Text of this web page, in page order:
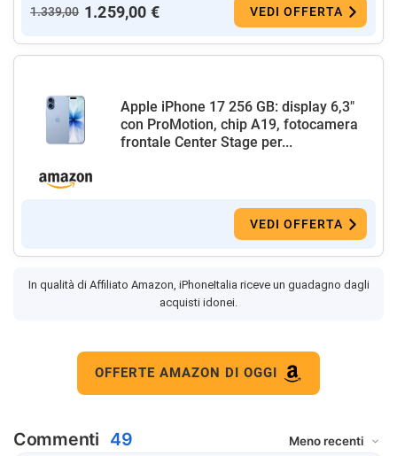
1.339,00 1.259,00 € VEDI OFFERTA
Apple iPhone 17 256 GB: display 6,3"
con ProMotion, chip A19, fotocamera
frontale Center Stage per...
VEDI OFFERTA
In qualità di Affiliato Amazon, iPhoneItalia riceve un guadagno dagli
acquisti idonei.
OFFERTE AMAZON DI OGGI
Commenti 49